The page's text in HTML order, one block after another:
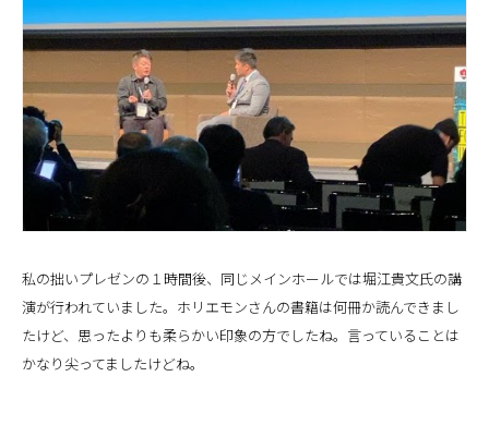
私の拙いプレゼンの１時間後、同じメインホールでは堀江貴文氏の講
演が行われていました。ホリエモンさんの書籍は何冊か読んできまし
たけど、思ったよりも柔らかい印象の方でしたね。言っていることは
かなり尖ってましたけどね。